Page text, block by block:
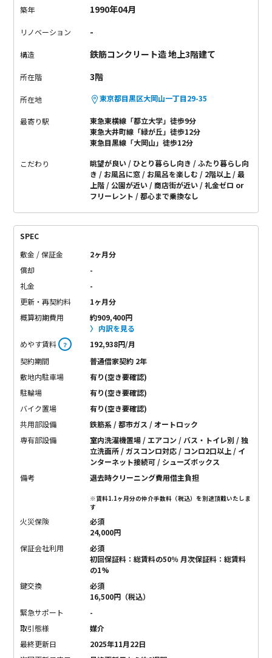
築年 1990年04月
リノベーション -
構造 鉄筋コンクリート造 地上3階建て
所在階 3階
所在地 東京都目黒区大岡山一丁目29-35
最寄り駅
東急東横線「都立大学」徒歩9分
東急大井町線「緑が丘」徒歩12分
東急目黒線「大岡山」徒歩12分
こだわり 眺望が良い ひとり暮らし向き
ふたり暮らし向
き
お風呂に窓 お風呂を楽しむ 2階以上
最
上階
公園が近い 商店街が近い
礼金ゼロ or
フリーレント
都心まで乗換なし
SPEC
敷金 / 保証金
2ヶ月分
償却
-
礼金
-
更新・再契約料
1ヶ月分
概算初期費用
約909,400円
内訳を見る
めやす賃料 ？
192,938円/月
契約期間
普通借家契約 2年
敷地内駐車場
有り(空き要確認)
駐輪場
有り(空き要確認)
バイク置場
有り(空き要確認)
共用部設備
鉄筋系 / 都市ガス / オートロック
専有部設備
室内洗濯機置場 / エアコン / バス・トイレ別 / 独
立洗面所 / ガスコンロ対応 / コンロ2口以上 / イ
ンターネット接続可 / シューズボックス
備考
退去時クリーニング費用借主負担
※賃料1.1ヶ月分の仲介手数料（税込）を別途頂戴いたしま
す
火災保険
必須
24,000円
保証会社利用
必須
初回保証料：総賃料の50％ 月次保証料：総賃料
の1%
鍵交換
必須
16,500円（税込）
緊急サポート
-
取引態様
媒介
最終更新日
2025年11月22日